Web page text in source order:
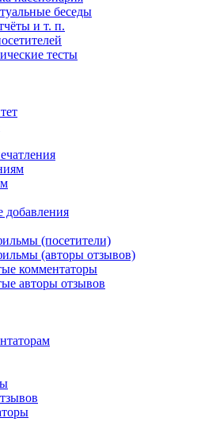
беседы
и т. п.
тесты
добавления
(посетители)
(авторы отзывов)
комментаторы
авторы отзывов